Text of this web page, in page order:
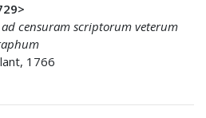
censuram scriptorum veterum
1766